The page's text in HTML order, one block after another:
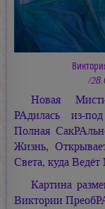
/
Новая
РАдилась из-
Полная
Жизнь,
Света, кудаВедёт
Картина
Виктории